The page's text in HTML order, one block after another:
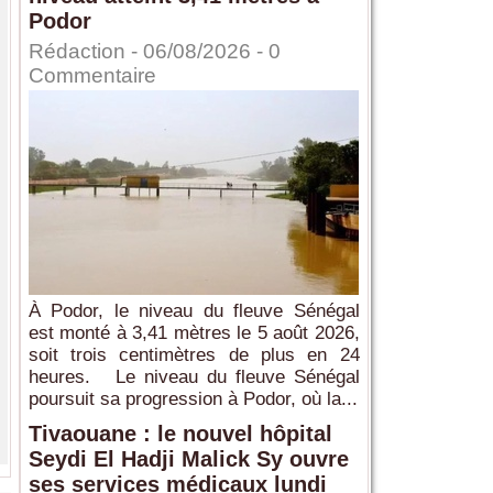
Podor
Rédaction - 06/08/2026 - 0
Commentaire
À Podor, le niveau du fleuve Sénégal
est monté à 3,41 mètres le 5 août 2026,
soit trois centimètres de plus en 24
heures. Le niveau du fleuve Sénégal
poursuit sa progression à Podor, où la...
Tivaouane : le nouvel hôpital
Seydi El Hadji Malick Sy ouvre
ses services médicaux lundi